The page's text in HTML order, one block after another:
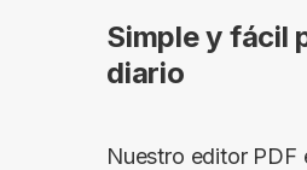
Simple y fácil
diario
Nuestro editor PDF